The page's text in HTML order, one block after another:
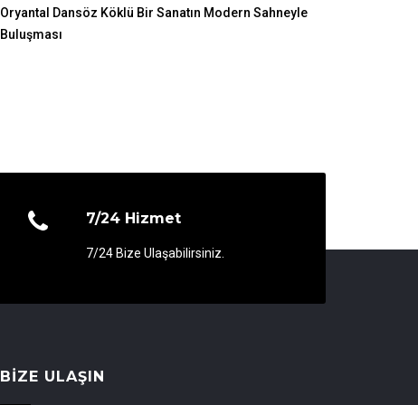
Oryantal Dansöz Köklü Bir Sanatın Modern Sahneyle
Buluşması
7/24 Hizmet
7/24 Bize Ulaşabilirsiniz.
BIZE ULAŞIN